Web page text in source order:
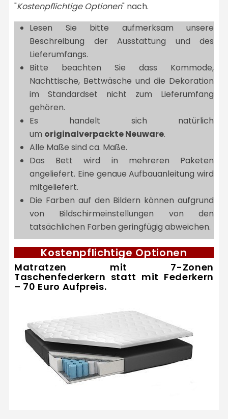
"Kostenpflichtige Optionen" nach.
Lesen Sie bitte aufmerksam unsere
Beschreibung der Ausstattung und des
Lieferumfangs.
Bitte beachten Sie dass Kommode,
Nachttische, Bettwäsche und die Dekoration
im Standardset nicht zum Lieferumfang
gehören.
Es handelt sich natürlich
um originalverpackte Neuware.
Alle Maße sind ca. Maße.
Das Bett wird in mehreren Paketen
angeliefert. Eine genaue Aufbauanleitung wird
mitgeliefert.
Die Farben auf den Bildern können aufgrund
von Bildschirmeinstellungen von den
tatsächlichen Farben geringfügig abweichen.
Kostenpflichtige Optionen
Matratzen mit 7-Zonen
Taschenfederkern statt mit Federkern
– 70 Euro Aufpreis.